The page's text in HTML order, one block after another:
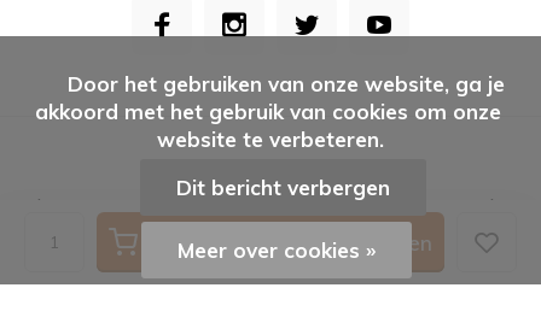
Toevoegen aan winkelwagen
Algemene voorwaarden Disclaimer
Privacy Policy
akkoord met het gebruik van cookies om onze
website te verbeteren.
Dit bericht verbergen
Meer over cookies »